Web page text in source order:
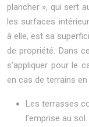
plancher », qui sert
les surfaces
à elle, est sa
de propriété. Dans
s’appliquer pour le
en cas de terrains
Les terrasses
l’emprise au sol.